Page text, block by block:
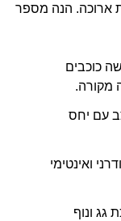
לשהות ארוכה. הנה מספר
כוכבים
מקורה.
עם יחס
ואינטימי
גג ונוף